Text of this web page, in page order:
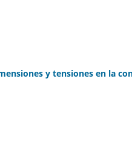
y tensiones en la